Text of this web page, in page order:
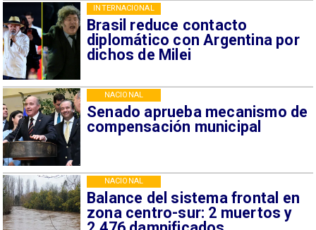
Brasil reduce contacto
diplomático con Argentina por
dichos de Milei
INTERNACIONAL
Senado aprueba mecanismo de
compensación municipal
NACIONAL
Balance del sistema frontal en
zona centro-sur: 2 muertos y
NACIONAL